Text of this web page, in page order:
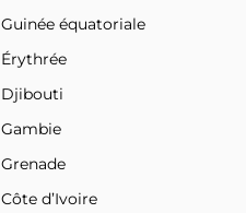
Guinée équatoriale
Érythrée
Djibouti
Gambie
Grenade
Côte d’Ivoire